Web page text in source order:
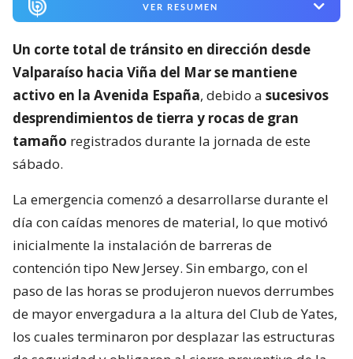
VER RESUMEN
Un corte total de tránsito en dirección desde
Valparaíso hacia Viña del Mar se mantiene
activo en la Avenida España, debido a sucesivos
desprendimientos de tierra y rocas de gran
tamaño registrados durante la jornada de este
sábado.
La emergencia comenzó a desarrollarse durante el
día con caídas menores de material, lo que motivó
inicialmente la instalación de barreras de
contención tipo New Jersey. Sin embargo, con el
paso de las horas se produjeron nuevos derrumbes
de mayor envergadura a la altura del Club de Yates,
los cuales terminaron por desplazar las estructuras